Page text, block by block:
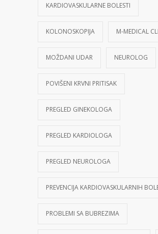
KARDIOVASKULARNE BOLESTI
KOLONOSKOPIJA M-MEDICAL
MOŽDANI UDAR NEUROLOG
POVIŠENI KRVNI PRITISAK
PREGLED GINEKOLOGA
PREGLED KARDIOLOGA
PREGLED NEUROLOGA
PREVENCIJA KARDIOVASKULARNIH
PROBLEMI SA BUBREZIMA